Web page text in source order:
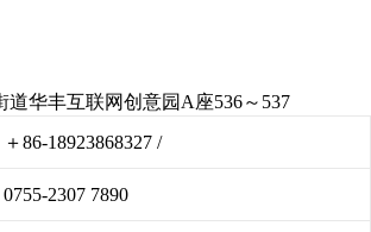
道华丰互联网创意园A座536～537
＋86-18923868327 /
0755-2307 7890